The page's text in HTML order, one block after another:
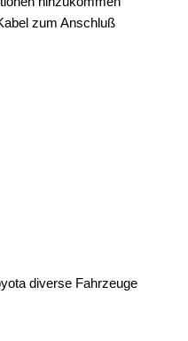
zum Anschluß
diverse Fahrzeuge